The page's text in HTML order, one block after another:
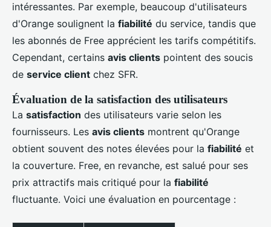
intéressantes. Par exemple, beaucoup d'utilisateurs
d'Orange soulignent la fiabilité du service, tandis que
les abonnés de Free apprécient les tarifs compétitifs.
Cependant, certains avis clients pointent des soucis
de service client chez SFR.
Évaluation de la satisfaction des utilisateurs
La satisfaction des utilisateurs varie selon les
fournisseurs. Les avis clients montrent qu'Orange
obtient souvent des notes élevées pour la fiabilité et
la couverture. Free, en revanche, est salué pour ses
prix attractifs mais critiqué pour la fiabilité
fluctuante. Voici une évaluation en pourcentage :